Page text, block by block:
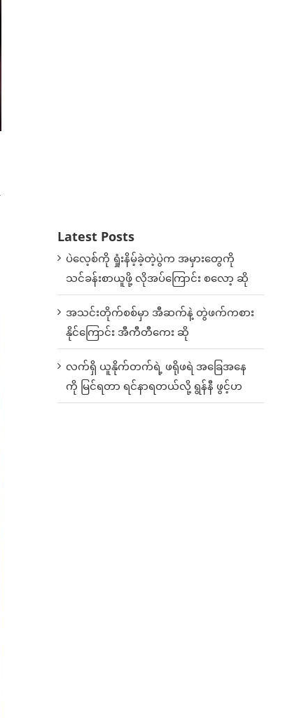
Latest Posts
ပဲလေ့စ်ကို ရှုံးနိမ့်ခဲ့တဲ့ပွဲက အမှားတွေကို
သင်ခန်းစာယူဖို့ လိုအပ်ကြောင်း စလော့ ဆို
အသင်းတိုက်စစ်မှာ အီဆက်နဲ့ တွဲဖက်ကစား
နိုင်ကြောင်း အီကီတီကေး ဆို
လက်ရှိ ယူနိုက်တက်ရဲ့ ဖရိုဖရဲ အခြေအနေ
ကို မြင်ရတာ ရင်နာရတယ်လို့ ရွန်နီ ဖွင့်ဟ